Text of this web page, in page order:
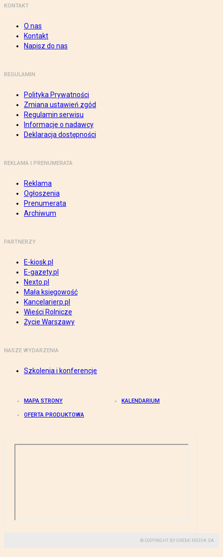
KONTAKT
O nas
Kontakt
Napisz do nas
REGULAMIN
Polityka Prywatności
Zmiana ustawień zgód
Regulamin serwisu
Informacje o nadawcy
Deklaracja dostępności
REKLAMA I PRENUMERATA
Reklama
Ogłoszenia
Prenumerata
Archiwum
PARTNERZY
E-kiosk.pl
E-gazety.pl
Nexto.pl
Mała księgowość
Kancelarierp.pl
Wieści Rolnicze
Życie Warszawy
NASZE WYDARZENIA
Szkolenia i konferencje
MAPA STRONY KALENDARIUM
OFERTA PRODUKTOWA
© COPYRIGHT BY GREMI MEDIA SA